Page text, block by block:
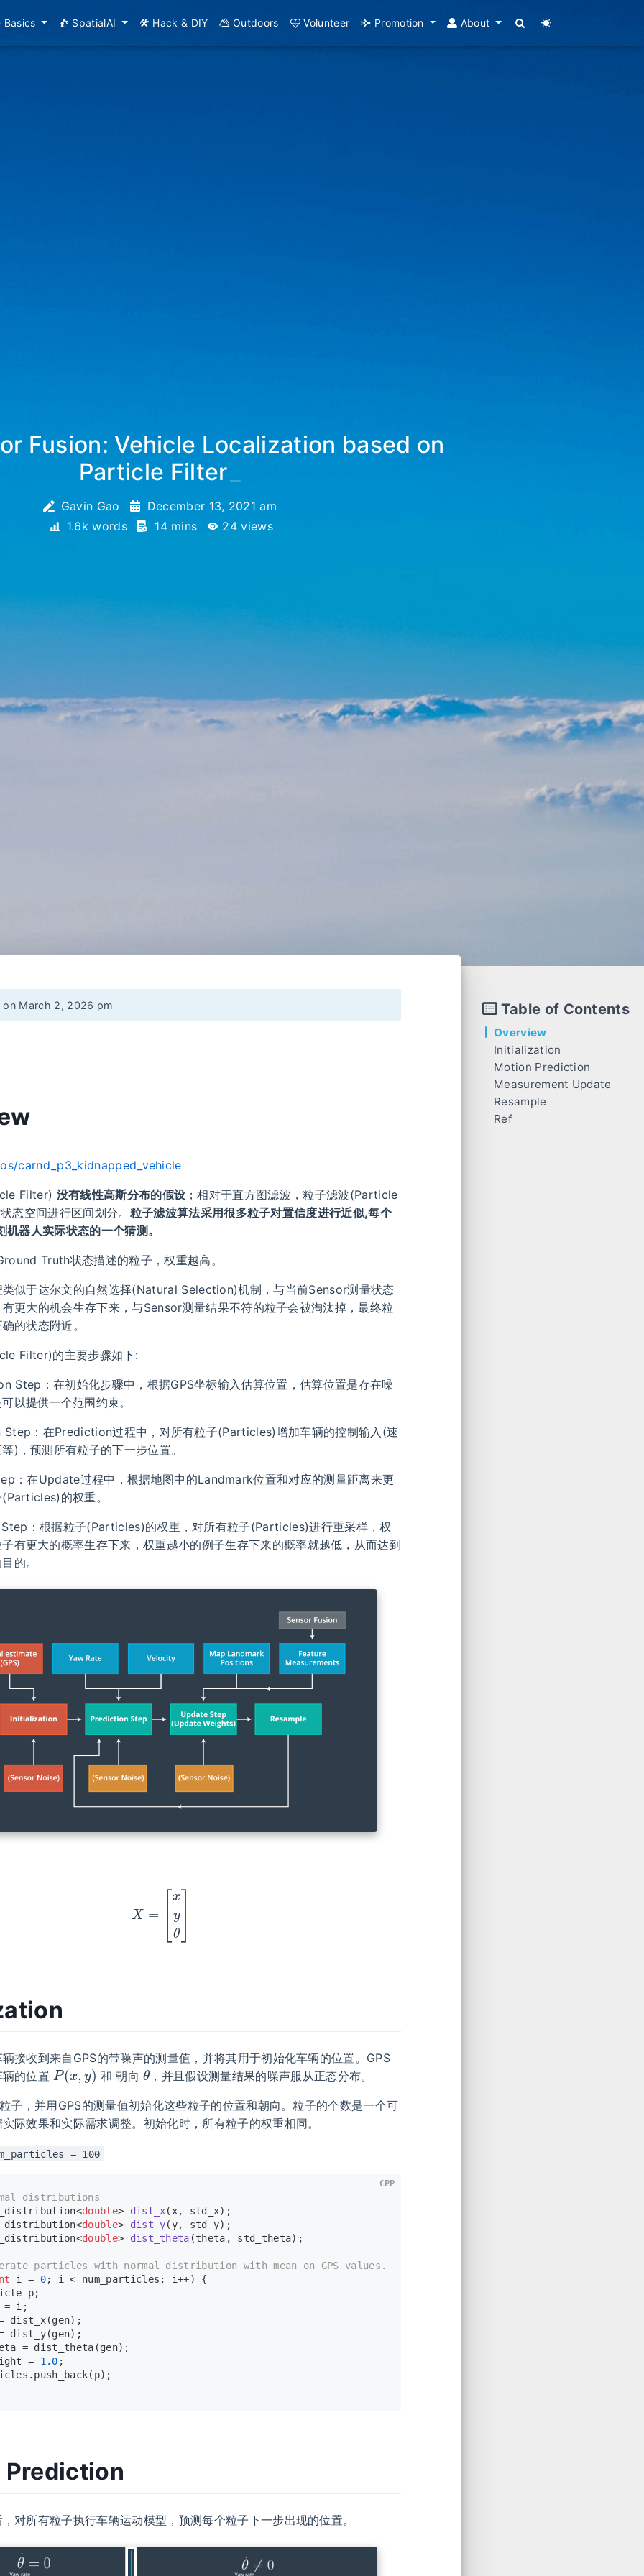
Basics SpatialAI Hack & DIY Outdoors Volunteer Promotion About
Fusion: Vehicle Localization based on
Particle Filter
Gavin Gao
December 13, 2021 am
1.6k words
14 mins 24 views
March 2, 2026 pm
carnd_p3_kidnapped_vehicle
Filter) 没有线性高斯分布的假设 ；相对于直方图滤波，粒子滤波(Particle
态空间进行区间划分。 粒子滤波算法采用很多粒子对置信度进行近似,每个
器人实际状态的一个猜测。
Truth状态描述的粒子，权重越高。
类似于达尔文的自然选择(Natural Selection)机制，与当前Sensor测量状态
更大的机会生存下来，与Sensor测量结果不符的粒子会被淘汰掉，最终粒
的状态附近。
Filter)的主要步骤如下:
Step：在初始化步骤中，根据GPS坐标输入估算位置，估算位置是存在噪
以提供一个范围约束。
：在Prediction过程中，对所有粒子(Particles)增加车辆的控制输入(速
)，预测所有粒子的下一步位置。
：在Update过程中，根据地图中的Landmark位置和对应的测量距离来更
的权重。
：根据粒子(Particles)的权重，对所有粒子(Particles)进行重采样，权
有更大的概率生存下来，权重越小的例子生存下来的概率就越低，从而达到
的。
接收到来自GPS的带噪声的测量值，并将其用于初始化车辆的位置。GPS
辆的位置
P(x,y)
和 朝向
θ
，并且假设测量结果的噪声服从正态分布。
子，并用GPS的测量值初始化这些粒子的位置和朝向。粒子的个数是一个可
际效果和实际需求调整。初始化时，所有粒子的权重相同。
= 100
distributions
double> dist_x(x, std_x) ;
double> dist_y(y, std_y) ;
double> dist_theta (theta, std_theta) ;
particles with normal distribution with mean on GPS values.
i = 0; i < num_particles; i++) {
p;
= i;
dist_x(gen);
dist_y(gen);
=
dist_theta (gen);
=
1.0 ;
push_back(p);
CPP
对所有粒子执行车辆运动模型，预测每个粒子下一步出现的位置。
Table of Contents
Overview
Initialization
Motion Prediction
Measurement Update
Coordinates Transformation
Data Association
Resample
Ref